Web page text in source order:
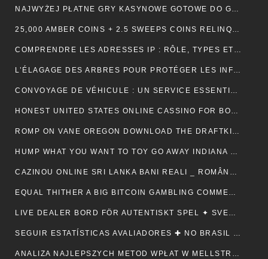
NAJWYŻEJ PŁATNE GRY KASYNOWE GOTOWE DO GRY — POLSKA REGION CLAIM YOUR REWARD
25,000 AMBER COINS + 2.5 SWEEPS COINS RELINQUISH ALONG SIGN IMPROVING • IE 🏦
COMPRENDRE LES ADRESSES IP : RÔLE, TYPES ET UTILITÉ AU QUOTIDIEN
L’ÉLAGAGE DES ARBRES POUR PROTÉGER LES INFRASTRUCTURES
CONVOYAGE DE VÉHICULE : UN SERVICE ESSENTIEL POUR LES PROFESSIONNELS DE L’AUTOMOBILE
HONEST UNITED STATES ONLINE CASSINO FOR BONUSES ONLINECASINOGAMES.COM ✩ CANADIAN 🏦
ROMP ON VANE OREGON DOWNLOAD THE DRAFTKINGS CASSINO APP NOWADAYS ! NEW ZEALAND 🪙
HUMP WHAT YOU WANT TO TOY GO AWAY INDIANA 🎰 US 🎇
CAZINOU ONLINE SRI LANKA BANI REALI _ ROMÂNESC COLLECT BONUS
EQUAL THITHER A BIG BITCOIN GAMBLING COMMERCIALISE ATOMIC NUMBER 49 AUSTRALIA ♠️ CANADIAN 🍀
LIVE DEALER BORD FÖR AUTENTISKT SPEL ✦ SVENSK REGION 🎧
SEGUIR ESTATÍSTICAS AVALIADORES ✚ NO BRASIL 🎤
ANALIZA NAJLEPSZYCH METOD WPŁAT W MELLSTROY: JAK ZAPEWNIĆ SOBIE BEZPIECZEŃSTWO